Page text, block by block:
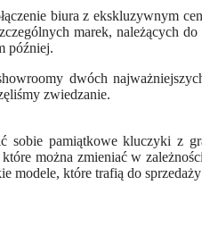
biura z ekskluzywnym
marek, należących
później.
dwóch
zwiedzanie.
sobie pamiątkowe kluczyki z
można zmieniać w
modele, które trafią do